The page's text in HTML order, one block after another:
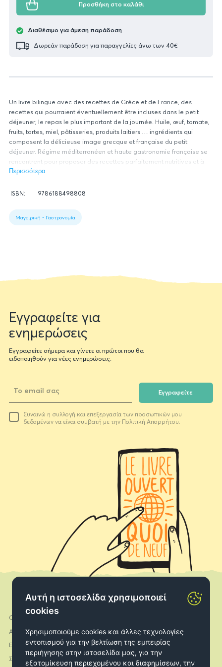
Αυτή η ιστοσελίδα χρησιμοποιεί
cookies
Χρησιμοποιούμε cookies και άλλες τεχνολογίες
εντοπισμού για την βελτίωση της εμπειρίας
περιήγησης στην ιστοσελίδα μας, για την
εξατομίκευση περιεχομένου και διαφημίσεων, την
Un livre bilingue avec des recettes de Grèce et de France, des
recettes qui pourraient éventuellement être incluses dans le petit
déjeuner, le repas le plus important de la journée. Huile, œuf, tomate,
fruits, tartes, miel, pâtisseries, produits laitiers … ingrédients qui
composent la délicieuse image grecque et française du petit
déjeuner. Régime méditerranéen et haute gastronomie française se
rencontrent pour proposer des recettes parfaitement nutritives et à
base d’ingrédients de qualité.
Περισσότερα
Πληροφορίες
ISBN: 9786188498808
1:
Book
Μαγειρική - Γαστρονομία
Προσθήκη στο καλάθι
Διαθέσιμο για άμεση παράδοση
Δωρεάν παράδοση για παραγγελίες άνω των 40€
Newsletter
form
Εγγραφείτε για
ενημερώσεις
Εγγραφείτε σήμερα και γίνετε οι πρώτοι που θα
ειδοποιηθούν για νέες ενημερώσεις.
email
σας
Εγγραφείτε
Συναινώ η συλλογή και επεξεργασία των προσωπικών μου
δεδομένων να είναι συμβατή με την Πολιτική Απορρήτου.
Ο λογαριασμός μου
Αποστολές
Επιστροφές
Σχετικά με εμάς
Instagram